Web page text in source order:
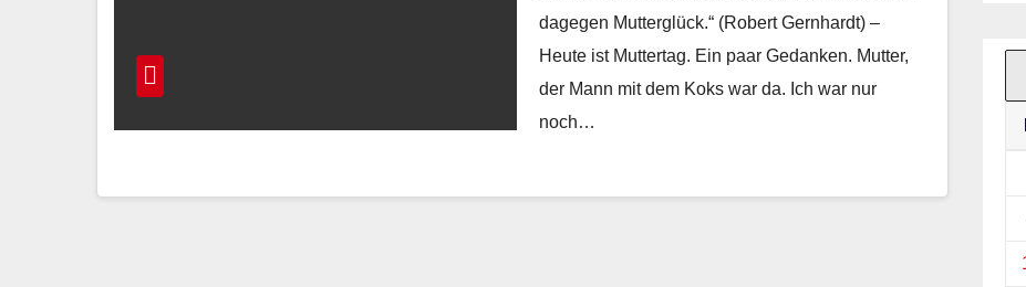
dagegen Mutterglück.“ (Robert Gernhardt) –
Heute ist Muttertag. Ein paar Gedanken. Mutter,
der Mann mit dem Koks war da. Ich war nur
noch…